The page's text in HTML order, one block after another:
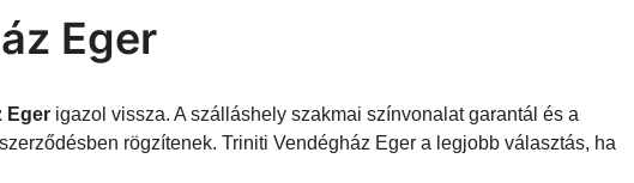
Eger
Eger igazol vissza. A szálláshely szakmai színvonalat garantál és a
rögzítenek. Triniti Vendégház Eger a legjobb választás, ha